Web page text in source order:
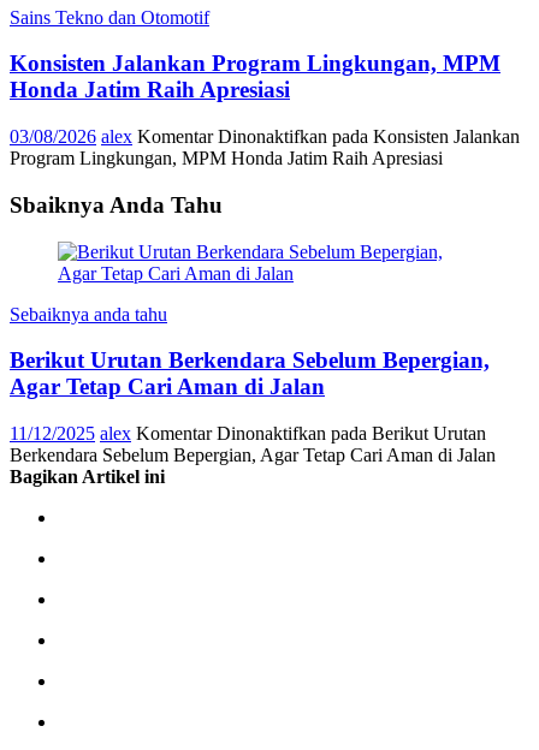
Sains Tekno dan Otomotif
Konsisten Jalankan Program Lingkungan, MPM
Honda Jatim Raih Apresiasi
03/08/2026 alex Komentar Dinonaktifkan pada Konsisten Jalankan
Program Lingkungan, MPM Honda Jatim Raih Apresiasi
Sbaiknya Anda Tahu
Sebaiknya anda tahu
Berikut Urutan Berkendara Sebelum Bepergian,
Agar Tetap Cari Aman di Jalan
11/12/2025 alex Komentar Dinonaktifkan pada Berikut Urutan
Berkendara Sebelum Bepergian, Agar Tetap Cari Aman di Jalan
Bagikan Artikel ini